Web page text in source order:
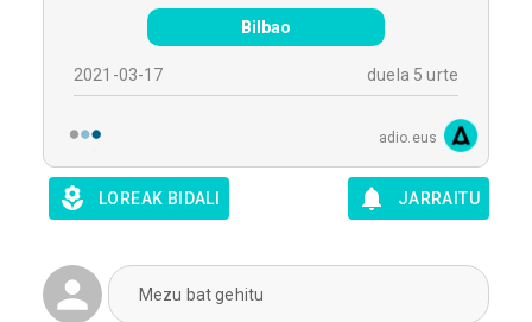
Bilbao
2021-03-17 duela 5 urte
adio.eus
LOREAK BIDALI JARRAITU
Mezu bat gehitu